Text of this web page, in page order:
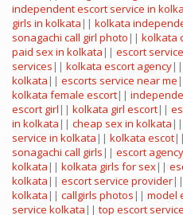
independent escort service in
girls in kolkata || kolkata
sonagachi call girl photo || kolkata
paid sex in kolkata || escort
services || kolkata escort agency||
kolkata || escorts service near me
kolkata female escort||
escort girl || kolkata girl escort||
in kolkata || cheap sex in kolkata ||
service in kolkata || kolkata escot||
sonagachi call girls || escort
kolkata || kolkata girls for sex||
kolkata || escort service provider||
kolkata || callgirls photos || model
service kolkata || top escort